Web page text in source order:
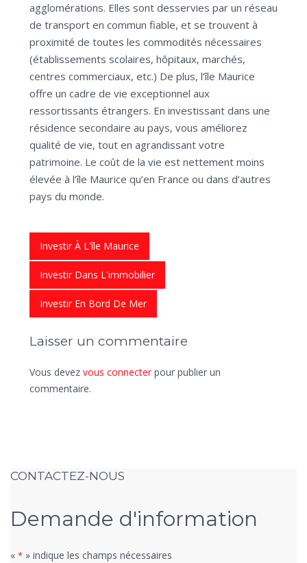
agglomérations. Elles sont desservies par un réseau
de transport en commun fiable, et se trouvent à
proximité de toutes les commodités nécessaires
(établissements scolaires, hôpitaux, marchés,
centres commerciaux, etc.) De plus, l’île Maurice
offre un cadre de vie exceptionnel aux
ressortissants étrangers. En investissant dans une
résidence secondaire au pays, vous améliorez
qualité de vie, tout en agrandissant votre
patrimoine. Le coût de la vie est nettement moins
élevée à l’île Maurice qu’en France ou dans d’autres
pays du monde.
Investir À L'île Maurice
Investir Dans L'immobilier
Investir En Bord De Mer
Laisser un commentaire
Vous devez vous connecter pour publier un
commentaire.
CONTACTEZ-NOUS
Demande d'information
« * » indique les champs nécessaires